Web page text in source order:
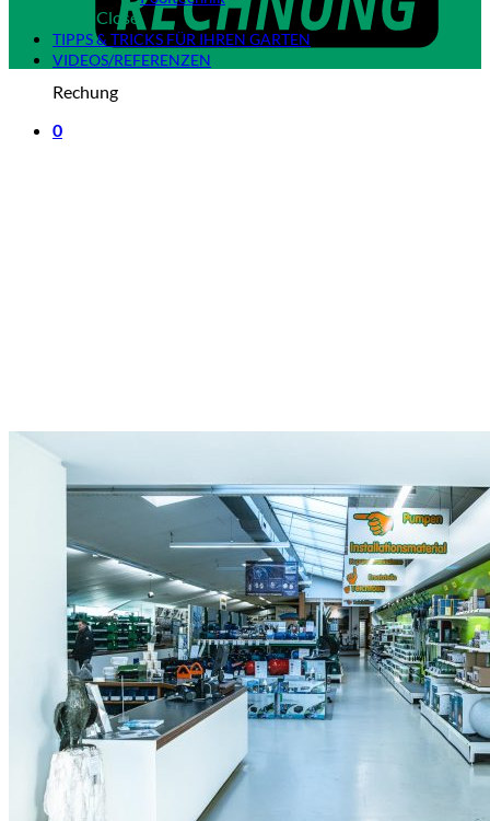
Rechung
0
Close
TIPPS & TRICKS FÜR IHREN GARTEN
VIDEOS/REFERENZEN